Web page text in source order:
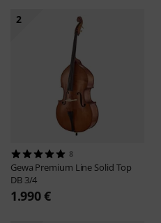
2
8
Gewa Premium Line Solid Top
DB 3/4
1.990 €